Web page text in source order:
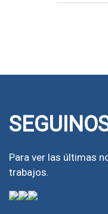
Para ver las últimas
trabajos.